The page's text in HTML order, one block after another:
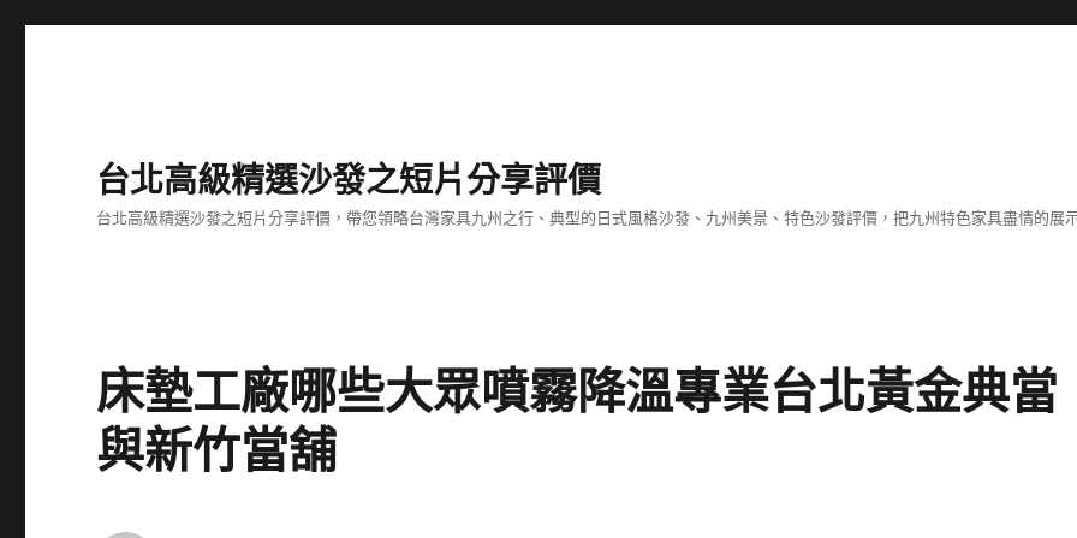
台北高級精選沙發之短片分享評價
台北高級精選沙發之短片分享評價，帶您領略台灣家具九州之行、典型的日式風格沙發、九州美景、特色沙發評價，把九州特色家具盡情的展
床墊工廠哪些大眾噴霧降溫專業台北黃金典當
與新竹當舖